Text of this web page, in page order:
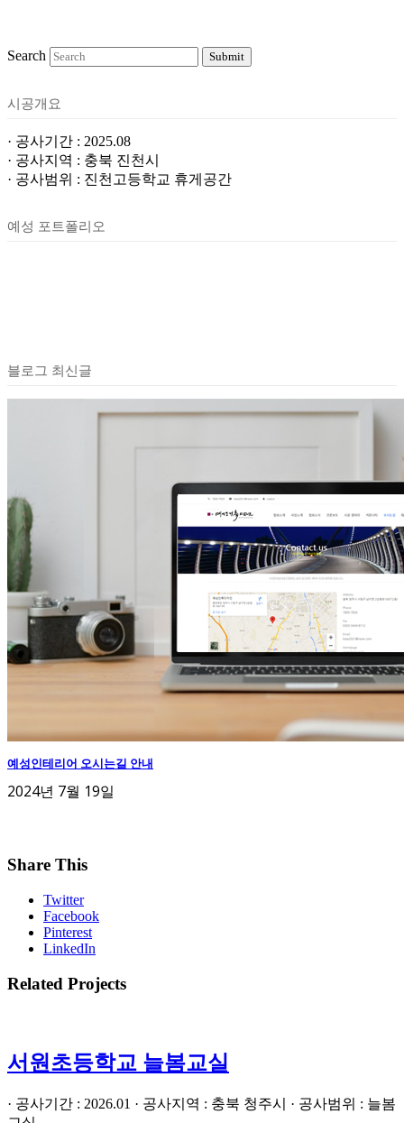
Search Submit
시공개요
· 공사기간 : 2025.08
· 공사지역 : 충북 진천시
· 공사범위 : 진천고등학교 휴게공간
예성 포트폴리오
블로그 최신글
예성인테리어 오시는길 안내
2024년 7월 19일
Share This
Twitter
Facebook
Pinterest
LinkedIn
Related Projects
서원초등학교 늘봄교실
· 공사기간 : 2026.01 · 공사지역 : 충북 청주시 · 공사범위 : 늘봄